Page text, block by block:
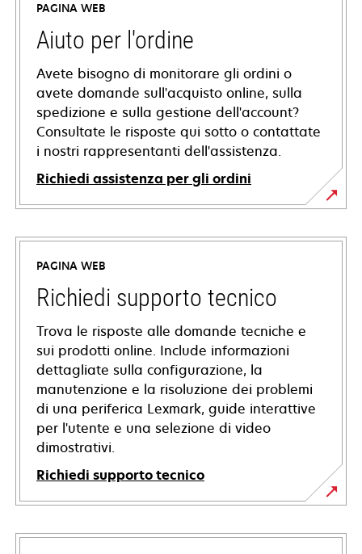
PAGINA WEB
Aiuto per l'ordine
Avete bisogno di monitorare gli ordini o
avete domande sull'acquisto online, sulla
spedizione e sulla gestione dell'account?
Consultate le risposte qui sotto o contattate
i nostri rappresentanti dell'assistenza.
Richiedi assistenza per gli ordini
PAGINA WEB
Richiedi supporto tecnico
Trova le risposte alle domande tecniche e
sui prodotti online. Include informazioni
dettagliate sulla configurazione, la
manutenzione e la risoluzione dei problemi
di una periferica Lexmark, guide interattive
per l'utente e una selezione di video
dimostrativi.
Richiedi supporto tecnico
si
apre